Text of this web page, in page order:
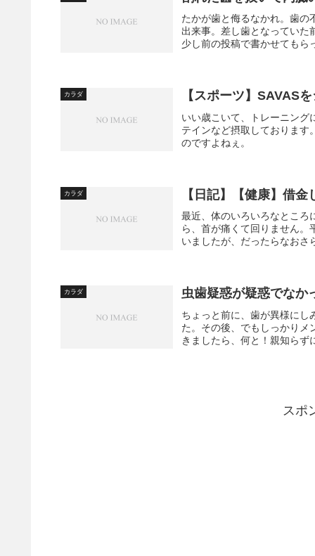
たかが歯と侮るなかれ。歯の
出来事。差し歯となっていた
少し前の投稿で書かせても
カラダ 【スポーツ】SAVAS
いい歳こいて、トレーニング
テインなど摂取しております
のですよねぇ。
カラダ 【日記】【健康】借
最近、体のいろいろなところ
ら、首が痛くて回りません
いましたが、だったらなおさ
カラダ 虫歯疑惑が疑惑でなか
ちょっと前に、歯が異様にし
た。その後、でもしっかりメ
きましたら、何と！親知ら
スポ